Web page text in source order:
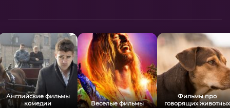
Английские фильмы
комедии
Веселые фильмы
Фильмы про
говорящих животных